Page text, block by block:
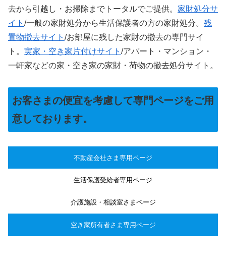
去から引越し・お掃除までトータルでご提供。 家財処分サ
イト /一般の家財処分から生活保護者の方の家財処分。 残
置物撤去サイト /お部屋に残した家財の撤去の専門サイ
ト。 実家・空き家片付けサイト /アパート・マンション・
一軒家などの家・空き家の家財・荷物の撤去処分サイト。
お客さまの便宜を考慮して専門ページをご用
意しております。
不動産会社さま専用ページ
生活保護受給者専用ページ
介護施設・相談室さまページ
空き家所有者さま専用ページ